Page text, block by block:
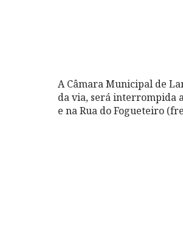
A Câmara Municipal de
da via, será interrompida
e na Rua do Fogueteiro